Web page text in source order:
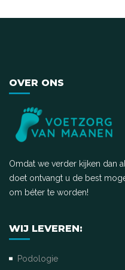
OVER ONS
Omdat we verder kijken dan
doet ontvangt u de best
om béter te worden!
WIJ LEVEREN:
Podologie